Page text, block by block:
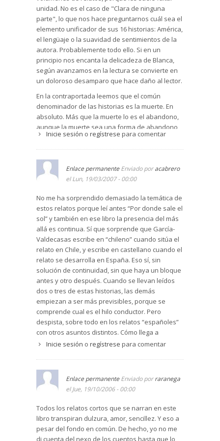
unidad. No es el caso de "Clara de ninguna
parte", lo que nos hace preguntarnos cuál sea el
elemento unificador de sus 16 historias: América,
el lengüaje o la suavidad de sentimientos de la
autora. Probablemente todo ello. Si en un
principio nos encanta la delicadeza de Blanca,
según avanzamos en la lectura se convierte en
un doloroso desamparo que hace daño al lector.
En la contraportada leemos que el común
denominador de las historias es la muerte. En
absoluto. Más que la muerte lo es el abandono,
aunque la muerte sea una forma de abandono
por ejemplo en "El temblor" (pág.45). El abandono
de la mujer por su marido resulta cruel en "El
Arco" (pág.83) o "La Boliviana" (pag.219). "Clara
de ninguna parte" (pág.30) es un relato
maravilloso en el que la Muerte espera
la niña pueda despedirse de su madre, a la que
espera desde hace dos meses. Finalmente la
Muerte -esa señora azul- se cansa de esperar.
También se produce el abandono por parte de la
madre en "Domingo de Ramos" (pág.206). En "El
palo borracho" (pág.186) la sensación de vacío
viene producida por la amenaza de venta de la
casa familiar. De una enorme delicadeza resulta
ser "Las escaleras" (pág.149), en la que un poeta
español, exiliado en México con motivo de la
Guerra Civil, regresa a España. Hay historias
buenísimas de aparecidos en "La reunión"
(pág.66) o en "El hombre del desierto" (pág.131).
Es muy hermoso cómo la autora incluye en sus
relatos las creencias indígenas, por ejemplo en
humor en "El premio" (pág.136), historia que
debería ir situada la última para aliviarnos de
Blanca García-Valdecasas tiene la habilidad de
dibujar escenas en las que al lector le es fácil
introducirse. Hay que lamentar que el primer
Inicie sesión o regístrese para comentar
Enlace permanente Enviado poracabrero
el Lun, 19/03/2007 - 00:00
No me ha sorprendido demasiado la temática de
estos relatos porque leí antes “Por donde sale el
sol” y también en ese libro la presencia del más
allá es continua. Sí que sorprende que García-
Valdecasas escribe en “chileno” cuando sitúa el
relato en Chile, y escribe en castellano cuando el
relato se desarrolla en España. Eso sí, sin
solución de continuidad, sin que haya un bloque
antes y otro después. Cuando se llevan leídos
dos o tres de estas historias, las demás
empiezan a ser más previsibles, porque se
comprende cual es el hilo conductor. Pero
despista, sobre todo en los relatos “españoles”
con otros asuntos distintos. Cómo llega a
meterse la autora en la situación del moribundo,
parecer tremendo, angustioso, pero también
revelador...
Inicie sesión o regístrese para comentar
Enlace permanente Enviado porraranega
el Jue, 19/10/2006 - 00:00
Todos los relatos cortos que se narran en este
libro transpiran dulzura, amor, sencillez. Y eso a
pesar del fondo en común. De hecho, yo no me
di cuenta del nexo de los cuentos hasta que lo